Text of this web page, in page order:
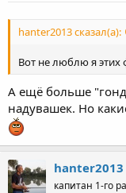
hanter2013 сказал(а):
Вот не люблю я этих
А ещё больше
надувашек. Но
hanter2013
капитан 1-го